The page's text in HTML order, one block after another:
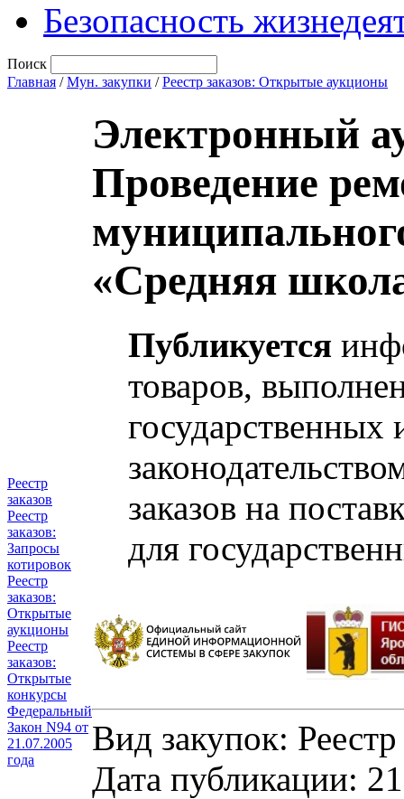
Безопасность
Поиск
Главная /Мун. закупки /Реестр заказов: Открытые аукционы
Реестр
заказов
Реестр
заказов:
Запросы
котировок
Реестр
заказов:
Открытые
аукционы
Реестр
заказов:
Открытые
конкурсы
Федеральный
Закон N94 от
21.07.2005
года
Электронный
Проведение
«Средняя
Публикуется
товаров,
заказов на
для
Вид закупок:
Дата публикации: